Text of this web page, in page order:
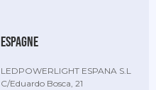
espagne
LEDPOWERLIGHT ESPANA S.L
C/Eduardo Bosca, 21